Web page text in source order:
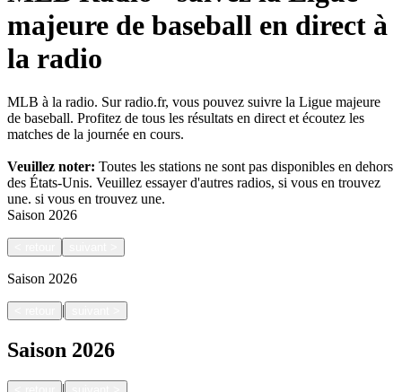
majeure de baseball en direct à
la radio
MLB à la radio. Sur radio.fr, vous pouvez suivre la Ligue majeure
de baseball. Profitez de tous les résultats en direct et écoutez les
matches de la journée en cours.
Veuillez noter: Toutes les stations ne sont pas disponibles en dehors
des États-Unis. Veuillez essayer d'autres radios, si vous en trouvez
une. si vous en trouvez une.
Saison 2026
Saison 2026
|
Saison 2026
|